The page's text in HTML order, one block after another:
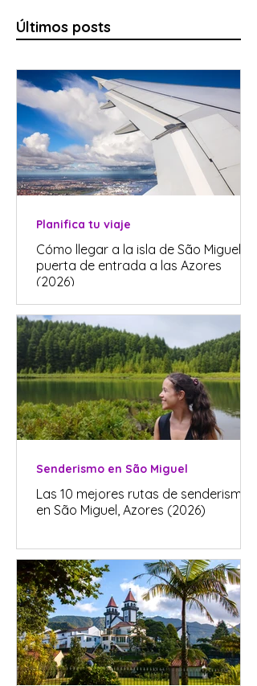
Últimos posts
Cómo llegar a la isla de São Miguel, la
puerta de entrada a las Azores
(2026)
Planifica tu viaje
Las 10 mejores rutas de senderismo
en São Miguel, Azores (2026)
Senderismo en São Miguel